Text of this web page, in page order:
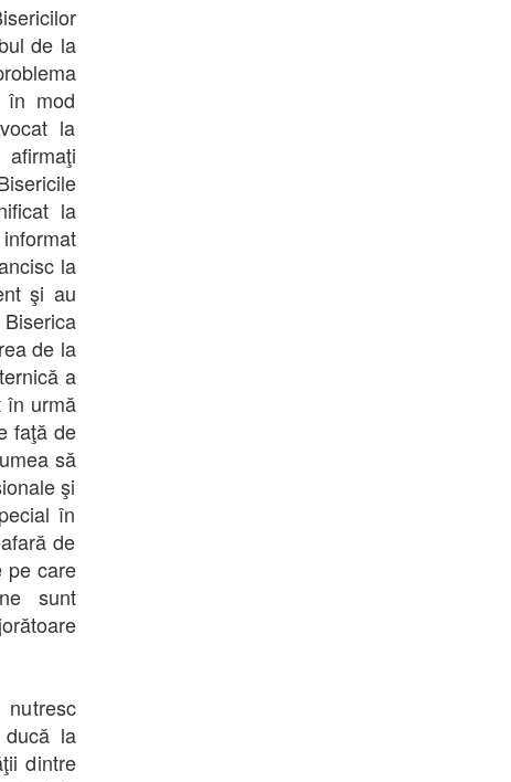
de la
în mod
la
la
la
şi au
de la
a
în urmă
faţă de
să
şi
în
de
pe care
sunt
la
dintre